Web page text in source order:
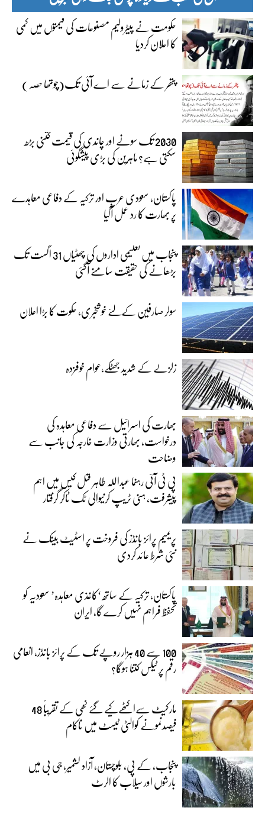
حکومت نے پیٹرولیم مصنوعات کی قیمتوں میں کمی
کا اعلان کردیا
پتھر کے زمانے سے اے آئی تک(چوتھا حصہ)
2030 تک سونے اور چاندی کی قیمت کتنی بڑھ
سکتی ہے؟ ماہرین کی بڑی پیشگوئی
پاکستان، سعودی عرب اور ترکیہ کے دفاعی معاہدے
پر بھارت کا رد عمل آگیا
پنجاب میں تعلیمی اداروں کی چھٹیاں 31 اگست تک
بڑھانے کی حقیقت سامنے آگئی
سولر صارفین کےلئے خوشخبری، حکوت کا بڑا اعلان
زلزلے کے شدید جھٹکے،عوام خوفزدہ
بھارت کی اسرائیل سے دفاعی معاہدہ کی
درخواست، بھارتی وزارت خارجہ کی جانب سے
وضاحت
پی ٹی آئی رہنما عبداللہ طاہر قتل کیس میں اہم
پیشرفت، ہنی ٹریپ کرنیوالی ٹک ٹاکر گرفتار
پریمیم پرائز بانڈز کی فروخت پر اسٹیٹ بینک نے
نئی شرط عائد کردی
پاکستان، ترکیہ کے ساتھ ‘کاغذی معاہدہ’ سعودیہ کو
تحفظ فراہم نہیں کرے گا، ایران
100 سے 40 ہزار روپے تک کے پرائز بانڈز، انعامی
رقم پر ٹیکس کتنا ہوگا؟
مارکیٹ سےاکٹھےکیے گئے گھی کے تقریباً 48
فیصدنمونے کوالٹی ٹیسٹ میں ناکام
پنجاب، کے پی، بلوچستان، آزاد کشمیر، جی بی میں
بارشوں اور سیلاب کا الرٹ